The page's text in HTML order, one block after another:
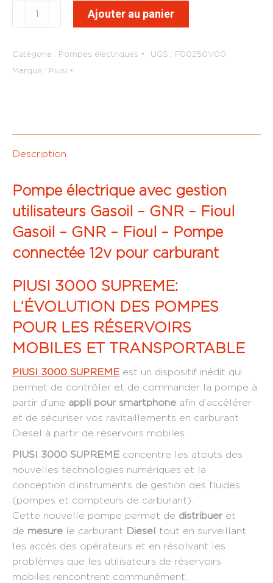
électrique
avec
-
12v
Ajouter au panier
Catégorie : Pompes électriques UGS : F00250V00
Marque : Piusi
Description
Pompe électrique avec gestion
utilisateurs Gasoil – GNR – Fioul
Gasoil – GNR – Fioul – Pompe
connectée 12v pour carburant
PIUSI 3000 SUPREME:
L’ÉVOLUTION DES POMPES
POUR LES RÉSERVOIRS
MOBILES ET TRANSPORTABLE
PIUSI 3000 SUPREME est un dispositif inédit qui
permet de contrôler et de commander la pompe à
partir d’une appli pour smartphone afin d’accélérer
et de sécuriser vos ravitaillements en carburant
Diesel à partir de réservoirs mobiles.
PIUSI 3000 SUPREME concentre les atouts des
nouvelles technologies numériques et la
conception d’instruments de gestion des fluides
(pompes et compteurs de carburant).
Cette nouvelle pompe permet de distribuer et
de mesure le carburant Diesel tout en surveillant
les accès des opérateurs et en résolvant les
problèmes que les utilisateurs de réservoirs
mobiles rencontrent communément.